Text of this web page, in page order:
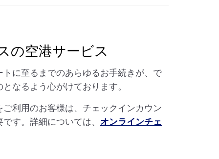
の空港サービス
に至るまでのあらゆるお手続きが、で
なるよう心がけております。
利用のお客様は、チェックインカウン
す。詳細については、 オンラインチェ